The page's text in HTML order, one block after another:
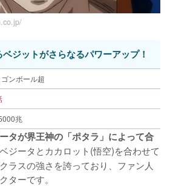
ジットがさらなるパワーアップ！
ゴンボール超
兆
タが界王神の「ポタラ」によって合
ジータとカカロット(悟空)を合わせて
ラスの強さを誇っており、ファン人
ターです。